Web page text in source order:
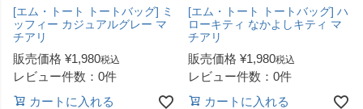
[エム・トート トートバッグ] ミ
ッフィー カジュアルグレー マ
チアリ
販売価格 ¥1,980税込
レビュー件数：0件
カートに入れる
[エム・トート トートバッグ] ハ
ローキティ なかよしキティ マ
チアリ
販売価格 ¥1,980税込
レビュー件数：0件
カートに入れる